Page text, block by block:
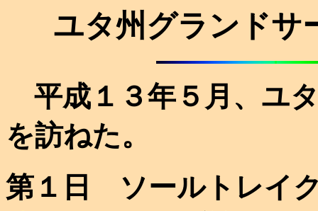
ユタ州グランドサ
平成１３年５月、ユ
を訪ねた。
第１日 ソールトレイ